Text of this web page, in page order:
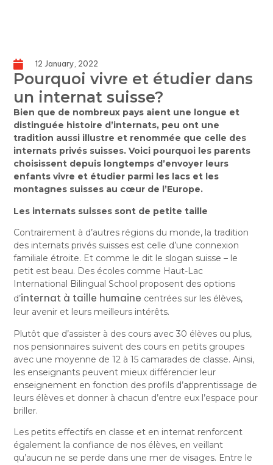
12 January, 2022
Pourquoi vivre et étudier dans
un internat suisse?
Bien que de nombreux pays aient une longue et
distinguée histoire d’internats, peu ont une
tradition aussi illustre et renommée que celle des
internats privés suisses. Voici pourquoi les parents
choisissent depuis longtemps d’envoyer leurs
enfants vivre et étudier parmi les lacs et les
montagnes suisses au cœur de l’Europe.
Les internats suisses sont de petite taille
Contrairement à d’autres régions du monde, la tradition
des internats privés suisses est celle d’une connexion
familiale étroite. Et comme le dit le slogan suisse – le
petit est beau. Des écoles comme Haut-Lac
International Bilingual School proposent des options
d’internat à taille humaine centrées sur les élèves,
leur avenir et leurs meilleurs intérêts.
Plutôt que d’assister à des cours avec 30 élèves ou plus,
nos pensionnaires suivent des cours en petits groupes
avec une moyenne de 12 à 15 camarades de classe. Ainsi,
les enseignants peuvent mieux différencier leur
enseignement en fonction des profils d’apprentissage de
leurs élèves et donner à chacun d’entre eux l’espace pour
briller.
Les petits effectifs en classe et en internat renforcent
également la confiance de nos élèves, en veillant
qu’aucun ne se perde dans une mer de visages. Entre le